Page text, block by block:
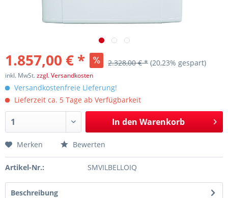
1.857,00 € * 2.328,00 € * (20,23% gespart)
inkl. MwSt.zzgl. Versandkosten
Versandkostenfreie Lieferung!
Lieferzeit ca. 5 Tage ab Verfügbarkeit
In den Warenkorb
Merken Bewerten
Artikel-Nr.: SMVILBELLOIQ
Beschreibung